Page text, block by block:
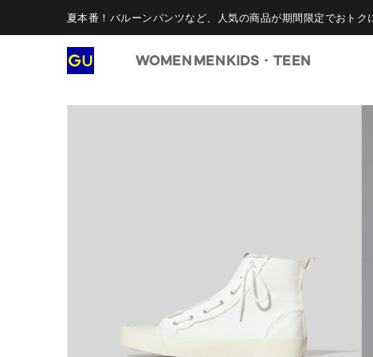
夏本番！バルーンパンツなど、人気の商品が期間限定でおトク
WOMEN MENKIDS・TEEN